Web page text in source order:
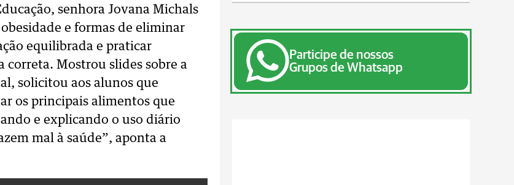
senhora Jovana Michals
e formas de eliminar
equilibrada e praticar
correta. Mostrou slides sobre a
solicitou aos alunos que
os principais alimentos que
e explicando o uso diário
mal à saúde”, aponta a
Participe de nossos
Grupos de Whatsapp